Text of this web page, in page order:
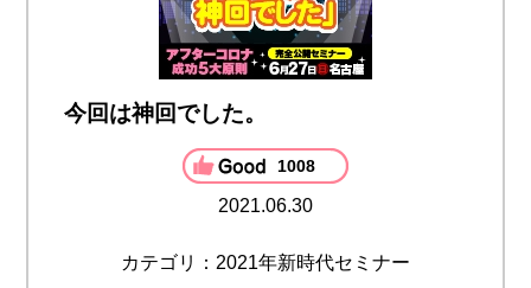
今回は神回でした。
1008
2021.06.30
カテゴリ：2021年新時代セミナー